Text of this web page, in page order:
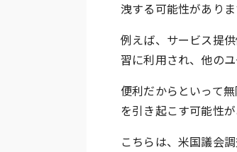
洩する可能性がありま
例えば、サービス提
習に利用され、他の
便利だからといって
を引き起こす可能性が
こちらは、米国議会